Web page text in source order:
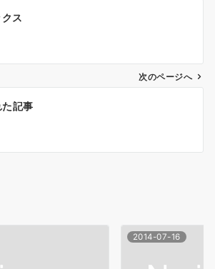
ス
次のページへ
記事
2014-07-16